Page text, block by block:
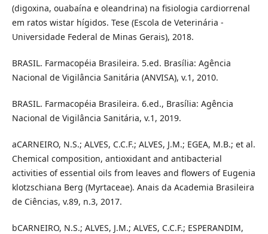
(digoxina, ouabaína e oleandrina) na fisiologia cardiorrenal
em ratos wistar hígidos. Tese (Escola de Veterinária -
Universidade Federal de Minas Gerais), 2018.
BRASIL. Farmacopéia Brasileira. 5.ed. Brasília: Agência
Nacional de Vigilância Sanitária (ANVISA), v.1, 2010.
BRASIL. Farmacopéia Brasileira. 6.ed., Brasília: Agência
Nacional de Vigilância Sanitária, v.1, 2019.
aCARNEIRO, N.S.; ALVES, C.C.F.; ALVES, J.M.; EGEA, M.B.; et al.
Chemical composition, antioxidant and antibacterial
activities of essential oils from leaves and flowers of Eugenia
klotzschiana Berg (Myrtaceae). Anais da Academia Brasileira
de Ciências, v.89, n.3, 2017.
bCARNEIRO, N.S.; ALVES, J.M.; ALVES, C.C.F.; ESPERANDIM,